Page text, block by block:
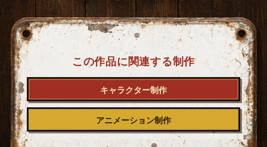
この作品に関連する制作
キャラクター制作
アニメーション制作